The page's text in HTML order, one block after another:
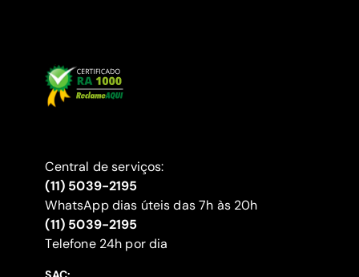
Central de serviços:
(11) 5039-2195
WhatsApp dias úteis das 7h às 20h
(11) 5039-2195
‍Telefone 24h por dia